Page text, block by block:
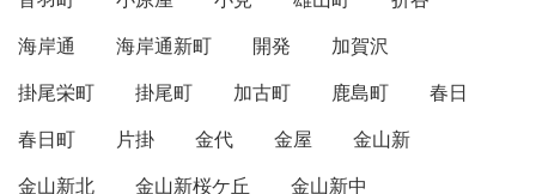
海岸通
海岸通新町 開発
加賀沢
掛尾栄町
掛尾町 加古町 鹿島町
春日
春日町
片掛 金代 金屋
金山新
金山新北
金山新桜ケ丘
金山新中